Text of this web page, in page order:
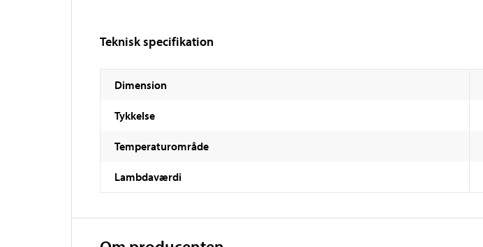
Teknisk specifikation
Dimension
Tykkelse
Temperaturområde
Lambdaværdi